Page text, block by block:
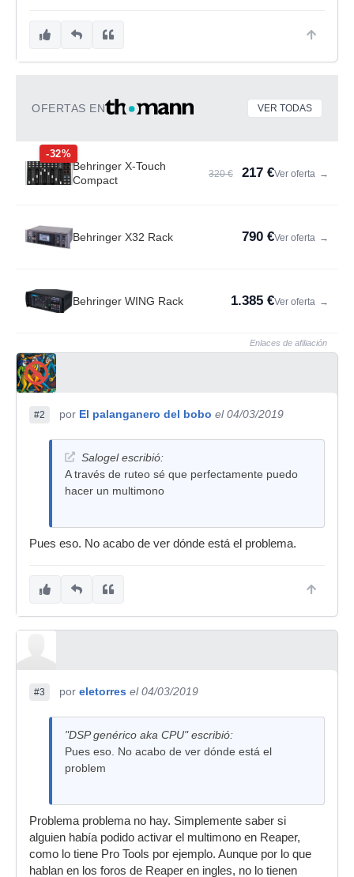
OFERTAS EN VER TODAS
-32%
Behringer X-Touch
Compact
320 € 217 €Ver oferta →
Behringer X32 Rack 790 €Ver oferta →
Behringer WING Rack 1.385 €Ver oferta →
Enlaces de afiliación
#2 por El palanganero del bobo el 04/03/2019
Salogel escribió:
A través de ruteo sé que perfectamente puedo
hacer un multimono
Pues eso. No acabo de ver dónde está el problema.
#3 por eletorres el 04/03/2019
"DSP genérico aka CPU" escribió:
Pues eso. No acabo de ver dónde está el
problem
Problema problema no hay. Simplemente saber si
alguien había podido activar el multimono en Reaper,
como lo tiene Pro Tools por ejemplo. Aunque por lo que
hablan en los foros de Reaper en ingles, no lo tienen